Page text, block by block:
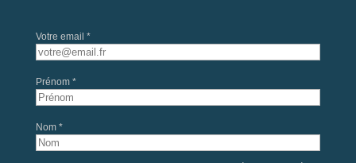
Votre email *
Prénom *
Nom *